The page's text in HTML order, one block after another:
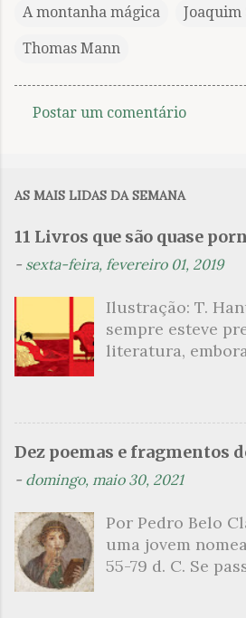
A montanha mágica Joaquim
Thomas Mann
n
t
i
o
Postar um comentário
AS MAIS LIDAS DA SEMANA
11 Livros que são quase
- sexta-feira, fevereiro 01, 2019
Ilustração: T.
sempre esteve
literatura,
que
psicanalítico e
a partir dessa
apresenta um
nos quais os
desnudam, livros
tom. Christine
Dez poemas e fragmentos
- domingo, maio 30, 2021
Por Pedro Belo
uma jovem
55-79 d. C. Se
grato é o pomar